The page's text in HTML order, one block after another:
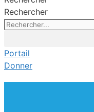
Rechercher
Portail
Donner